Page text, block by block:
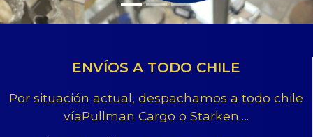
ENVÍOS A TODO CHILE
Por situación actual, despachamos a todo chile
víaPullman Cargo o Starken….